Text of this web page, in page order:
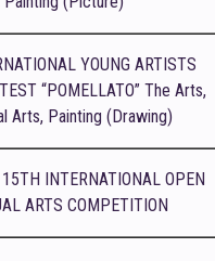
YOUNG ARTISTS
“POMELLATO” The Arts,
Arts, Painting (Drawing)
INTERNATIONAL OPEN
ARTS COMPETITION